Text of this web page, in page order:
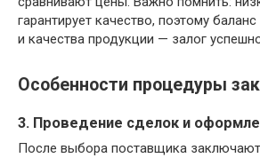
гарантирует качество, поэтому
и качества продукции — залог
Особенности процедуры
3. Проведение сделок и
После выбора поставщика